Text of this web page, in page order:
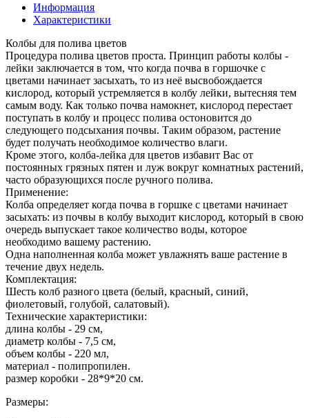
Информация
Характеристики
Колбы для полива цветов
Процедура полива цветов проста. Принцип работы колбы -
лейки заключается в том, что когда почва в горшочке с
цветами начинает засыхать, то из неё высвобождается
кислород, который устремляется в колбу лейки, вытесняя тем
самым воду. Как только почва намокнет, кислород перестает
поступать в колбу и процесс полива остоновится до
следующего подсыхания почвы. Таким образом, растение
будет получать необходимое количество влаги.
Кроме этого, колба-лейка для цветов избавит Вас от
постоянных грязных пятен и луж вокруг комнатных растений,
часто образующихся после ручного полива.
Применение:
Колба определяет когда почва в горшке с цветами начинает
засыхать: из почвы в колбу выходит кислород, который в свою
очередь выпускает такое количество воды, которое
необходимо вашему растению.
Одна наполненная колба может увлажнять ваше растение в
течение двух недель.
Комплектация:
Шесть колб разного цвета (белый, красный, синий,
фиолетовый, голубой, салатовый).
Технические характеристики:
длина колбы - 29 см,
диаметр колбы - 7,5 см,
объем колбы - 220 мл,
материал - полипропилен.
размер коробки - 28*9*20 см.
Размеры: